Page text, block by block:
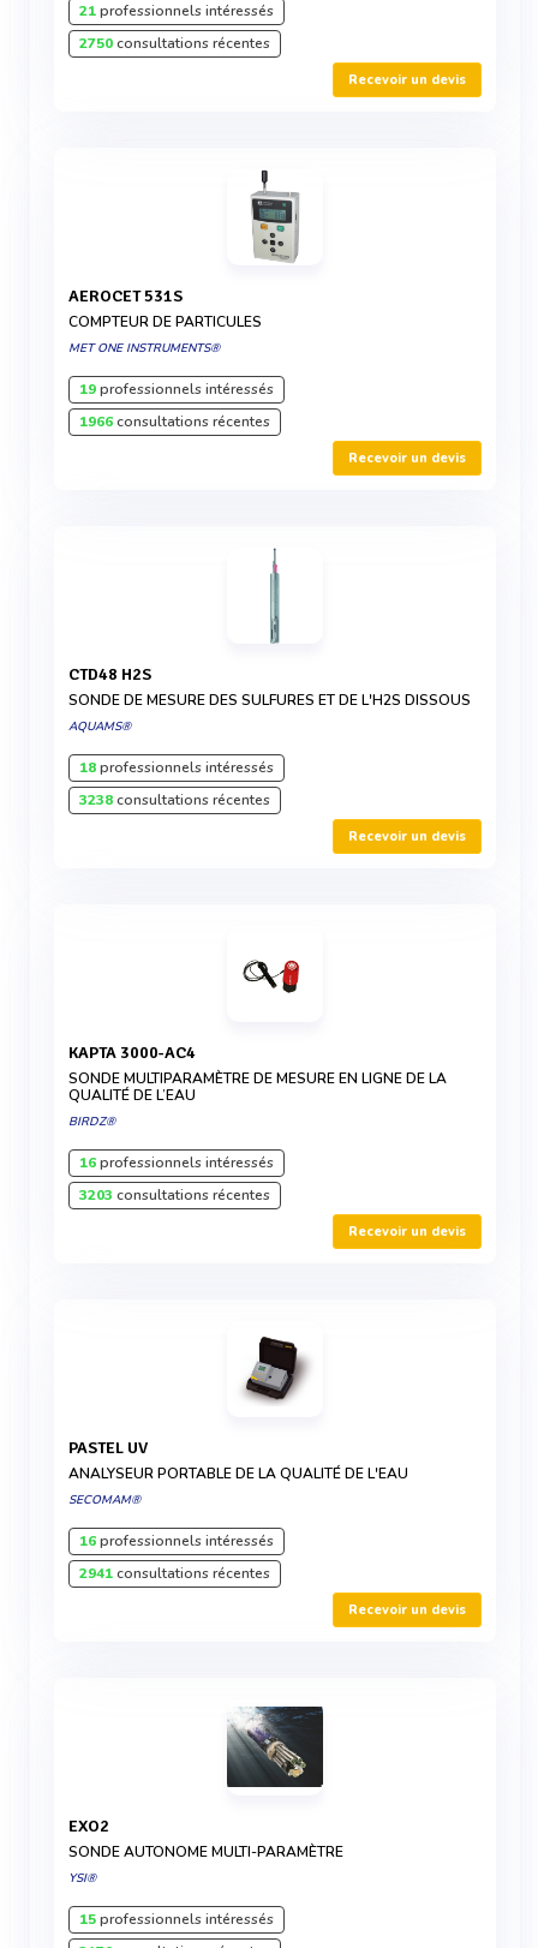
21professionnels intéressés
2750consultations récentes
Recevoir un devis
AEROCET 531S
COMPTEUR DE PARTICULES
MET ONE INSTRUMENTS®
19professionnels intéressés
1966consultations récentes
Recevoir un devis
CTD48 H2S
SONDE DE MESURE DES SULFURES ET DE L'H2S DISSOUS
AQUAMS®
18professionnels intéressés
3238consultations récentes
Recevoir un devis
KAPTA 3000-AC4
SONDE MULTIPARAMÈTRE DE MESURE EN LIGNE DE LA
QUALITÉ DE L’EAU
BIRDZ®
16professionnels intéressés
3203 consultations récentes
Recevoir un devis
PASTEL UV
ANALYSEUR PORTABLE DE LA QUALITÉ DE L'EAU
SECOMAM®
16professionnels intéressés
2941consultations récentes
Recevoir un devis
EXO2
SONDE AUTONOME MULTI-PARAMÈTRE
YSI®
15professionnels intéressés